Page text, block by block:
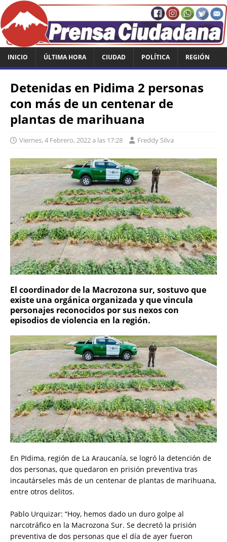
INICIO ÚLTIMA HORA CIUDAD POLÍTICA REGIÓN
Detenidas en Pidima 2 personas
con más de un centenar de
plantas de marihuana
Viernes, 4 Febrero, 2022 a las 17:28 Freddy Silva
El coordinador de la Macrozona sur, sostuvo que
existe una orgánica organizada y que vincula
personajes reconocidos por sus nexos con
episodios de violencia en la región.
En PIdima, región de La Araucanía, se logró la detención de
dos personas, que quedaron en prisión preventiva tras
incautárseles más de un centenar de plantas de marihuana,
entre otros delitos.
Pablo Urquizar: “Hoy, hemos dado un duro golpe al
narcotráfico en la Macrozona Sur. Se decretó la prisión
preventiva de dos personas que el día de ayer fueron